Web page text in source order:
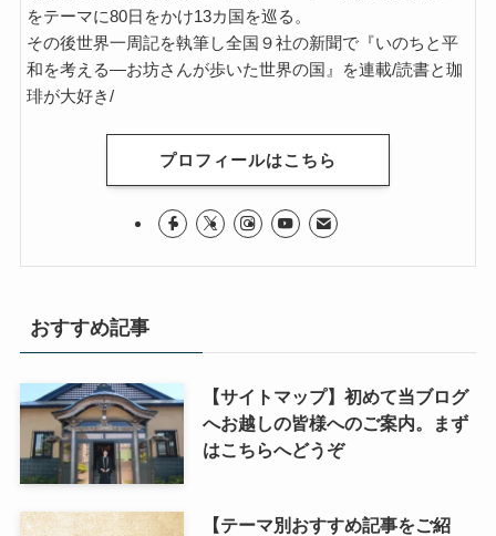
ロシアの大作家チェーホフの名作たち
ニーチェとドストエフスキー
愛すべき遍歴の騎士ドン・キホーテ
フランス文学と歴史・文化
ブログ筆者イチオシの作家エミール・ゾラ
イギリス・ドイツ文学と歴史・文化
名作の宝庫・シェイクスピア
蜷川幸雄と現代演劇
をテーマに80日をかけ13カ国を巡る。
その後世界一周記を執筆し全国９社の新聞で『いのちと平
和を考える―お坊さんが歩いた世界の国』を連載/読書と珈
琲が大好き/
プロフィールはこちら
おすすめ記事
【サイトマップ】初めて当ブログ
へお越しの皆様へのご案内。まず
はこちらへどうぞ
【テーマ別おすすめ記事をご紹